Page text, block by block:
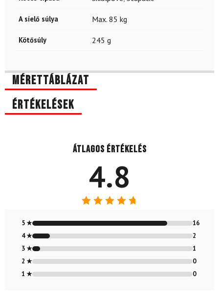
A síelő súlya Max. 85 kg
Kötősúly 245 g
Mérettáblázat
Értékelések
Átlagos értékelés
4.8
4.79/ 5
5 ★
16
4 ★
2
3 ★
1
2 ★
0
1 ★
0